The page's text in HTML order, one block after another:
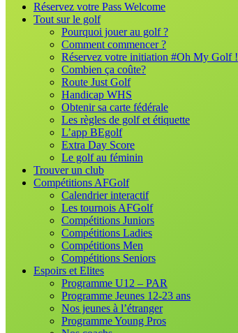
Réservez votre Pass Welcome
Tout sur le golf
Pourquoi jouer au golf ?
Comment commencer ?
Réservez votre initiation #Oh My Golf !
Combien ça coûte?
Route Just Golf
Handicap WHS
Obtenir sa carte fédérale
Les règles de golf et étiquette
L’app BEgolf
Extra Day Score
Le golf au féminin
Trouver un club
Compétitions AFGolf
Calendrier interactif
Les tournois AFGolf
Compétitions Juniors
Compétitions Ladies
Compétitions Men
Compétitions Seniors
Espoirs et Elites
Programme U12 – PAR
Programme Jeunes 12-23 ans
Nos jeunes à l’étranger
Programme Young Pros